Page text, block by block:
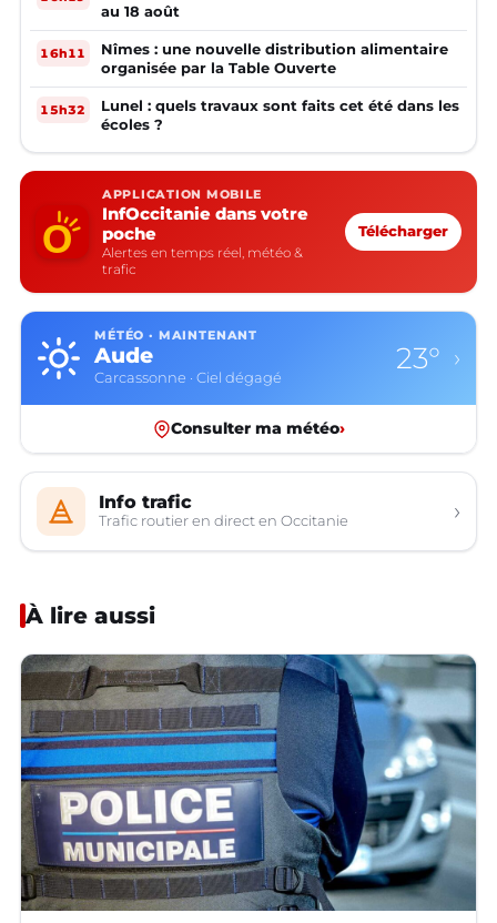
au 18 août
16h11
Nîmes : une nouvelle distribution alimentaire
organisée par la Table Ouverte
15h32
Lunel : quels travaux sont faits cet été dans les
écoles ?
APPLICATION MOBILE
InfOccitanie dans votre
poche
Alertes en temps réel, météo &
trafic
Télécharger
MÉTÉO · MAINTENANT
Aude
Carcassonne · Ciel dégagé
23° ›
Consulter ma météo›
Info trafic
Trafic routier en direct en Occitanie ›
À lire aussi